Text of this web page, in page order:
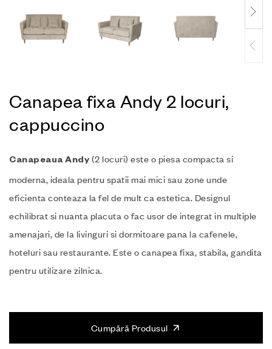
Canapea fixa Andy 2 locuri,
cappuccino
Canapeaua Andy (2 locuri) este o piesa compacta si
moderna, ideala pentru spatii mai mici sau zone unde
eficienta conteaza la fel de mult ca estetica. Designul
echilibrat si nuanta placuta o fac usor de integrat in multiple
amenajari, de la livinguri si dormitoare pana la cafenele,
hoteluri sau restaurante. Este o canapea fixa, stabila, gandita
pentru utilizare zilnica.
Cumpără Produsul